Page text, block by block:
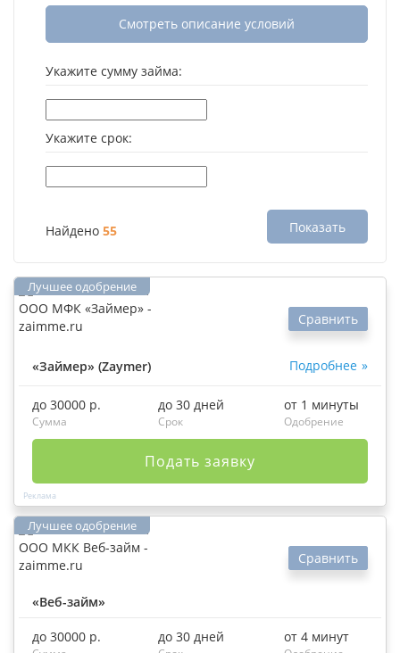
Смотреть описание условий
Укажите сумму займа:
Укажите срок:
Найдено 55 Показать
«Займер» (Zaymer) Подробнее
Сравнить
до 30000 р.
Сумма
до 30 дней
Срок
от 1 минуты
Одобрение
Подать заявку
«Веб-займ»
Сравнить
до 30000 р. до 30 дней от 4 минут